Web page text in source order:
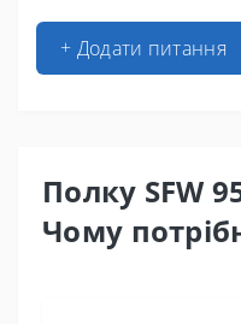
+ Додати питання
Полку SFW
Чому